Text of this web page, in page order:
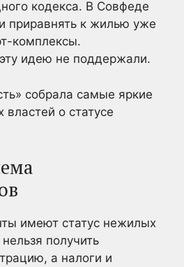
кодекса. В Совфеде
приравнять к жилью уже
комплексы.
идею не поддержали.
собрала самые яркие
властей о статусе
имеют статус нежилых
получить
а налоги и